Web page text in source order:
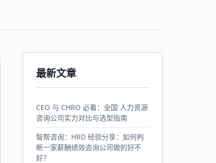
最新文章
CEO 与 CHRO 必看：全国 人力资源
咨询公司实力对比与选型指南
智帮咨询：HRD 经验分享：如何判
断一家薪酬绩效咨询公司做的好不
好？